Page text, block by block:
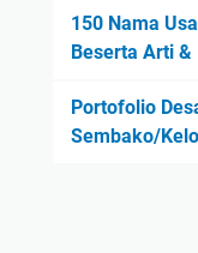
150 Nama
Beserta Arti &
Portofolio
Sembako/